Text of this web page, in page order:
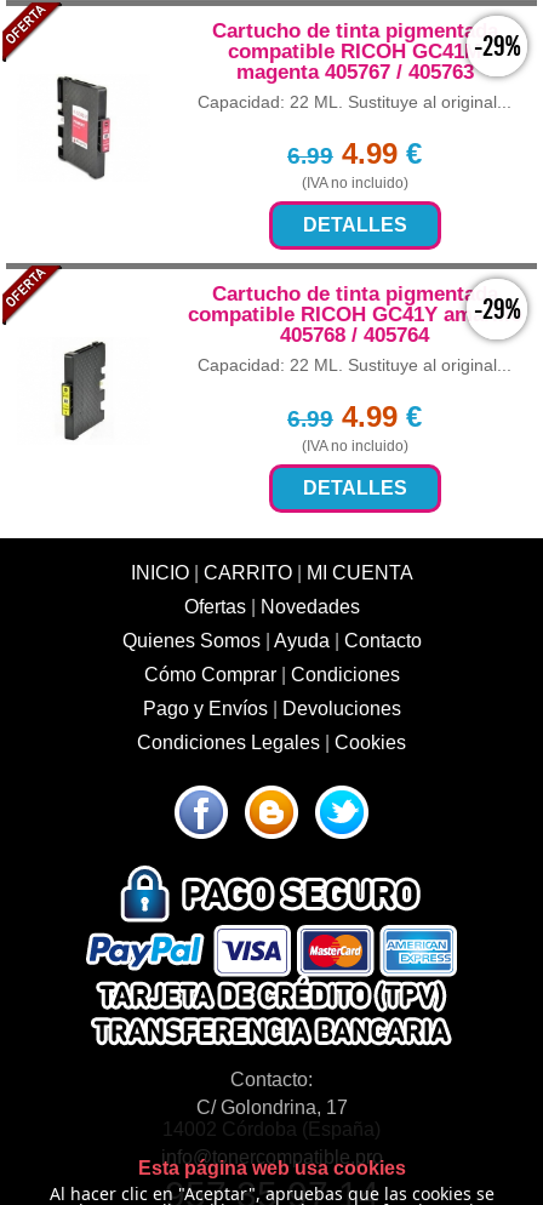
-29%
Cartucho de tinta pigmentada
compatible RICOH GC41M
magenta 405767 / 405763
Capacidad: 22 ML. Sustituye al original...
6.99 4.99 €
(IVA no incluido)
DETALLES
-29%
Cartucho de tinta pigmentada
compatible RICOH GC41Y amarillo
405768 / 405764
Capacidad: 22 ML. Sustituye al original...
6.99 4.99 €
(IVA no incluido)
DETALLES
INICIO| CARRITO|
MI CUENTA
Ofertas|
Novedades
Quienes Somos| Ayuda
Contacto
Cómo Comprar| Condiciones
Pago y Envíos|
Devoluciones
Condiciones Legales
Cookies
Contacto:
C/ Golondrina, 17
14002 Córdoba (España)
info@tonercompatible.pro
957 35 97 14
Esta página web usa cookies
Al hacer clic en "Aceptar", apruebas que las cookies se